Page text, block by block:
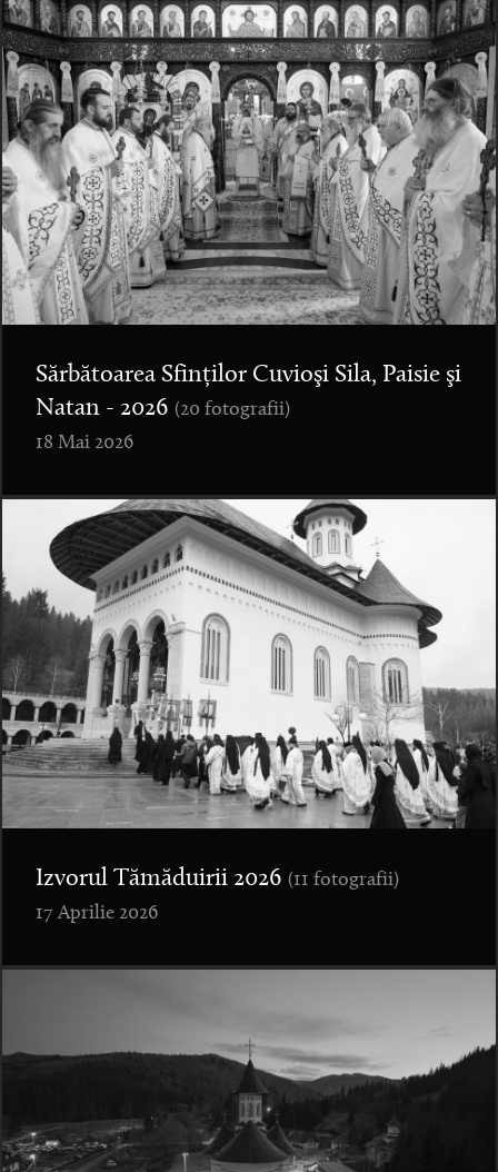
Sărbătoarea Sfinților Cuvioşi Sila, Paisie şi
Natan - 2026 (20 fotografii)
18 Mai 2026
Izvorul Tămăduirii 2026 (11 fotografii)
17 Aprilie 2026